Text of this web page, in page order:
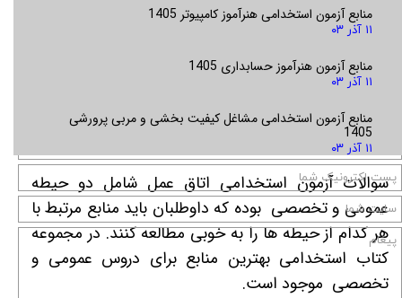
استخدامیاتاق عمل وزارت بهداشت
فارغ التحصیلان رشته اتاق عمل
منابع آزمون استخدامیاتاق عمل وزارت
بهداشت
سوالات آزمون استخدامی اتاق عمل شامل دو حیطه
عمومی و تخصصی بوده که داوطلبان باید منابع مرتبط با
هر کدام از حیطه ها را به خوبی مطالعه کنند. در مجموعه
کتاب استخدامی بهترین منابع برای دروس عمومی و
تخصصی موجود است.
منابع آزمون استخدامی هنرآموز کامپیوتر 1405
۱۱ آذر ۰۳
منابع آزمون هنرآموز حسابداری 1405
۱۱ آذر ۰۳
منابع آزمون استخدامی مشاغل کیفیت بخشی و مربی پرورشی
1405
۱۱ آذر ۰۳